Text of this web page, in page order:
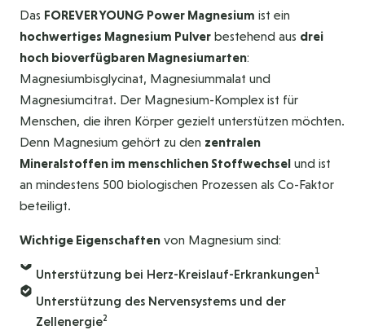
Das FOREVER YOUNG Power Magnesium ist ein
hochwertiges Magnesium Pulver bestehend aus drei
hoch bioverfügbaren Magnesiumarten:
Magnesiumbisglycinat, Magnesiummalat und
Magnesiumcitrat. Der Magnesium-Komplex ist für
Menschen, die ihren Körper gezielt unterstützen möchten.
Denn Magnesium gehört zu den zentralen
Mineralstoffen im menschlichen Stoffwechsel und ist
an mindestens 500 biologischen Prozessen als Co-Faktor
beteiligt.
Wichtige Eigenschaften von Magnesium sind:
Unterstützung bei Herz-Kreislauf-Erkrankungen1
Unterstützung des Nervensystems und der
Zellenergie2